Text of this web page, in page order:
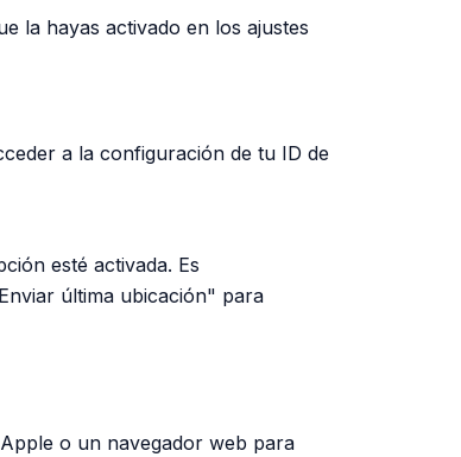
la hayas activado en los ajustes
a la configuración de tu ID de
esté activada. Es
última ubicación" para
o un navegador web para